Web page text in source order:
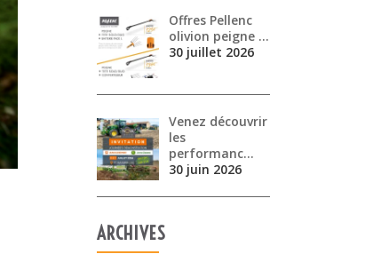
Offres Pellenc
olivion peigne …
30 juillet 2026
Venez découvrir
les
performanc…
30 juin 2026
ARCHIVES